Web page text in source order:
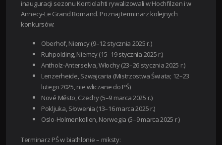
inauguracji sezonu Kontiolahti rywalizowali w Hochfilzen i w
Annecy-Le Grand Bornand. Poznaj terminarz kolejnych
konkursów:
Oberhof, Niemcy (9–12 stycznia 2025 r.)
Ruhpolding, Niemcy (15–19 stycznia 2025 r.)
Antholz-Anterselva, Włochy (23–26 stycznia 2025 r.)
Lenzerheide, Szwajcaria (Mistrzostwa Świata; 12–23
lutego 2025, nie wliczane do PŚ)
Nové Město, Czechy (5–9 marca 2025 r.)
Pokljuka, Słowenia (13–16 marca 2025 r.)
Oslo-Holmenkollen, Norwegia (5–9 marca 2025 r.)
Terminarz PŚ w biathlonie – miksty: